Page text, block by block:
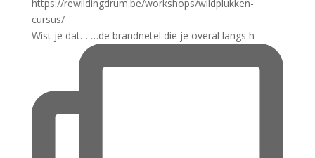
Wist je dat… …de brandnetel die je overal langs h